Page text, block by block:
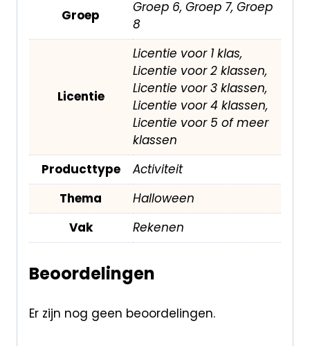
Groep
Groep 6, Groep 7, Groep
8
Licentie
Licentie voor 1 klas,
Licentie voor 2 klassen,
Licentie voor 3 klassen,
Licentie voor 4 klassen,
Licentie voor 5 of meer
klassen
Producttype
Activiteit
Thema
Halloween
Vak
Rekenen
Beoordelingen
Er zijn nog geen beoordelingen.